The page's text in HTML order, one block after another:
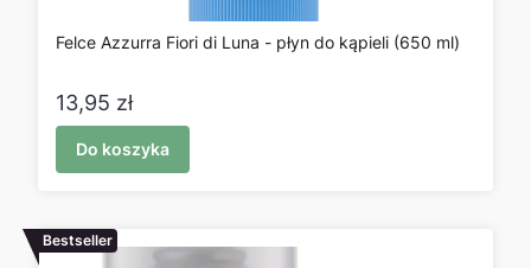
Felce Azzurra Fiori di Luna - płyn do kąpieli (650 ml)
Cena
13,95 zł
Do koszyka
Bestseller